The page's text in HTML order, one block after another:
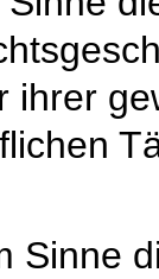
ihrer
Sinne